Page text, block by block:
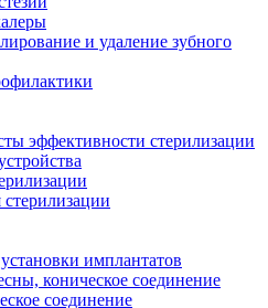
и удаление зубного
эффективности стерилизации
имплантатов
коническое соединение
соединение